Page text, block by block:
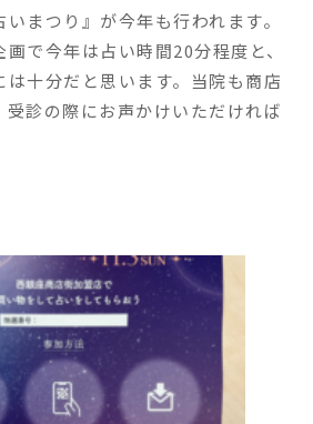
まつり』が今年も行われます。
で今年は占い時間20分程度と、
は十分だと思います。当院も商店
診の際にお声かけいただければ